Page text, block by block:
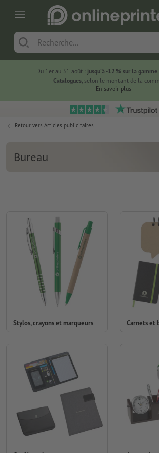
Du 1er au 31 août : jusqu’à -12 % sur la
Catalogues, selon le montant de la
En savoir plus
Retour vers Articles publicitaires
Bureau
Stylos, crayons et marqueurs Carnets et